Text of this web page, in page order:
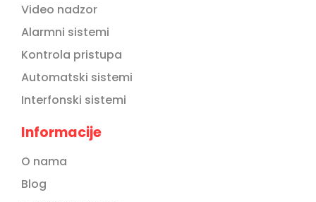
Video nadzor
Alarmni sistemi
Kontrola pristupa
Automatski sistemi
Interfonski sistemi
Informacije
O nama
Blog